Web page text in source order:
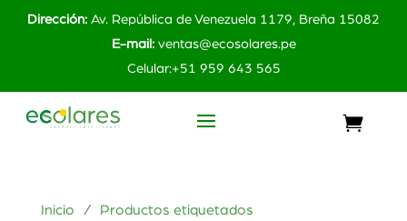
Dirección: Av. República de Venezuela 1179, Breña 15082
E-mail: ventas@ecosolares.pe
Celular:+51 959 643 565
Inicio / Productos etiquetados